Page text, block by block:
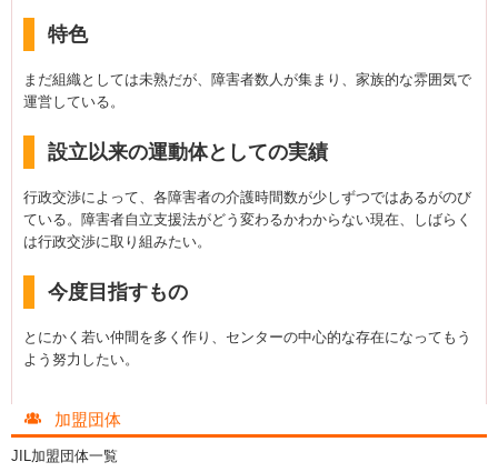
特色
まだ組織としては未熟だが、障害者数人が集まり、家族的な雰囲気で
運営している。
設立以来の運動体としての実績
行政交渉によって、各障害者の介護時間数が少しずつではあるがのび
ている。障害者自立支援法がどう変わるかわからない現在、しばらく
は行政交渉に取り組みたい。
今度目指すもの
とにかく若い仲間を多く作り、センターの中心的な存在になってもう
よう努力したい。
加盟団体
JIL加盟団体一覧